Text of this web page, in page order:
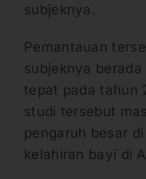
subjeknya.
Pemantauan
subjeknya
tepat pada tahun
studi tersebut
pengaruh besar
kelahiran bayi di